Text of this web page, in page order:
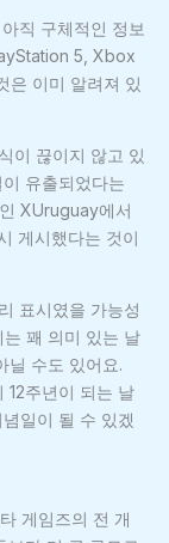
직 구체적인 정보
5, Xbox
은 이미 알려져 있
이 끊이지 않고 있
유출되었다는
XUruguay에서
게시했다는 것이
표시였을 가능성
는 꽤 의미 있는 날
닐 수도 있어요.
12주년이 되는 날
일이 될 수 있겠
게임즈의 전 개